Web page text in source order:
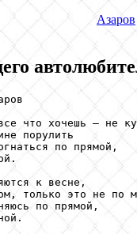
Азаров
что хочешь – не
порулить
по прямой,
к весне,
только это не по
по прямой,